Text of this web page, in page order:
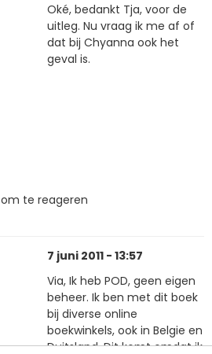
Oké, bedankt Tja, voor de
uitleg. Nu vraag ik me af of
dat bij Chyanna ook het
geval is.
om te reageren
7 juni 2011 - 13:57
Via, Ik heb POD, geen eigen
beheer. Ik ben met dit boek
bij diverse online
boekwinkels, ook in Belgie en
Duitsland. Dit komt omdat ik